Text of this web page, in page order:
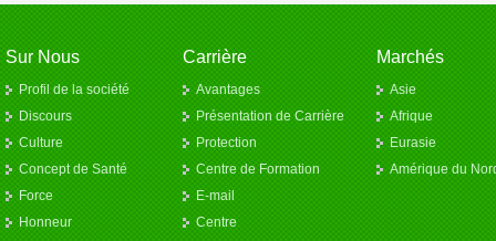
Sur Nous
Profil de la société
Discours
Culture
Concept de Santé
Force
Honneur
Carrière
Avantages
Présentation de Carrière
Protection
Centre de Formation
E-mail
Centre
Marchés
Asie
Afrique
Eurasie
Amérique du